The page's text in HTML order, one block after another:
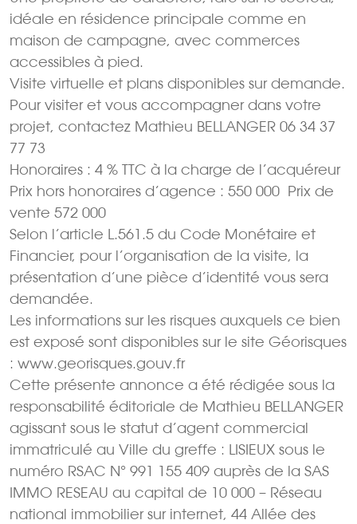
idéale en résidence principale comme en
maison de campagne, avec commerces
accessibles à pied.
Visite virtuelle et plans disponibles sur demande.
Pour visiter et vous accompagner dans votre
projet, contactez Mathieu BELLANGER 06 34 37
77 73
Honoraires : 4 % TTC à la charge de l’acquéreur
Prix hors honoraires d’agence : 550 000  Prix de
vente 572 000 
Selon l’article L.561.5 du Code Monétaire et
Financier, pour l’organisation de la visite, la
présentation d’une pièce d’identité vous sera
demandée.
Les informations sur les risques auxquels ce bien
est exposé sont disponibles sur le site Géorisques
: www.georisques.gouv.fr
Cette présente annonce a été rédigée sous la
responsabilité éditoriale de Mathieu BELLANGER
agissant sous le statut d’agent commercial
immatriculé au Ville du greffe : LISIEUX sous le
numéro RSAC N° 991 155 409 auprès de la SAS
IMMO RESEAU au capital de 10 000 – Réseau
national immobilier sur internet, 44 Allée des